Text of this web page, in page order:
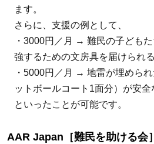
ます。
さらに、支援の例として、
・3000円／月 → 難民の子ども
強するための文房具を届けられる
・5000円／月 → 地雷が埋めら
ットボールコート1面分）が安
といったことが可能です。
AAR Japan［難民を助ける会